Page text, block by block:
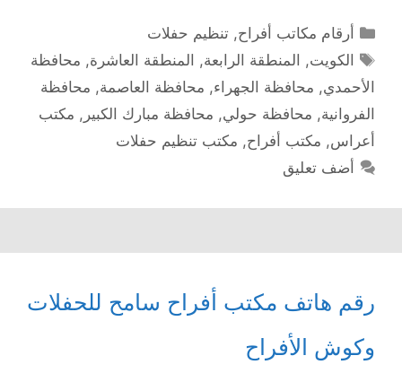
التصنيفات
أرقام مكاتب أفراح,تنظيم حفلات
الوسوم
الكويت, المنطقة الرابعة, المنطقة العاشرة, محافظة
الأحمدي, محافظة الجهراء, محافظة العاصمة, محافظة
الفروانية, محافظة حولي, محافظة مبارك الكبير , مكتب
أعراس, مكتب أفراح, مكتب تنظيم حفلات
أضف تعليق
رقم هاتف مكتب أفراح سامح للحفلات
وكوش الأفراح